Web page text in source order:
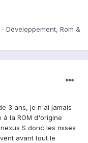
Développement, Rom &
3 ans, je n'ai jamais
la ROM d'origine
S donc les mises
avant tout le